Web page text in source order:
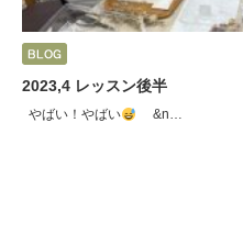
2023,4 レッスン後半
やばい！やばい &n…